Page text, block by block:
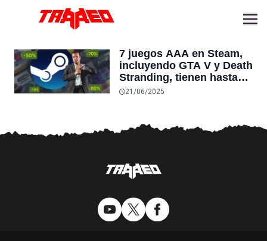
7 juegos AAA en Steam,
incluyendo GTA V y Death
Stranding, tienen hasta
un 80% de descuento por
21/06/2025